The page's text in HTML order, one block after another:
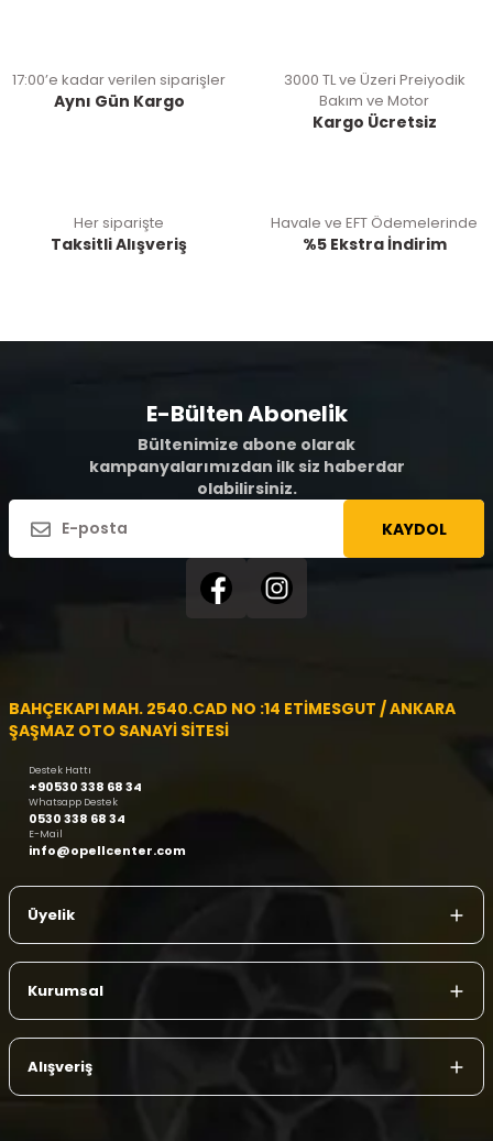
17:00’e kadar verilen siparişler
Aynı Gün Kargo
3000 TL ve Üzeri Preiyodik
Bakım ve Motor
Kargo Ücretsiz
Her siparişte
Taksitli Alışveriş
Havale ve EFT Ödemelerinde
%5 Ekstra İndirim
E-Bülten Abonelik
Bültenimize abone olarak
kampanyalarımızdan ilk siz haberdar
olabilirsiniz.
KAYDOL
BAHÇEKAPI MAH. 2540.CAD NO :14 ETİMESGUT / ANKARA
ŞAŞMAZ OTO SANAYİ SİTESİ
Destek Hattı
+90530 338 68 34
Whatsapp Destek
0530 338 68 34
E-Mail
info@opellcenter.com
Üyelik
Kurumsal
Alışveriş